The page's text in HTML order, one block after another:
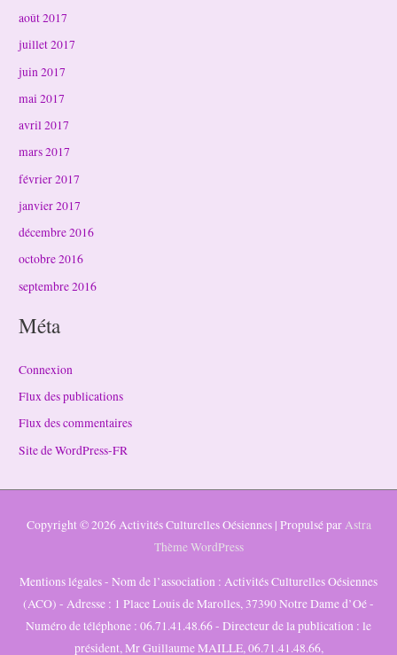
août 2017
juillet 2017
juin 2017
mai 2017
avril 2017
mars 2017
février 2017
janvier 2017
décembre 2016
octobre 2016
septembre 2016
Méta
Connexion
Flux des publications
Flux des commentaires
Site de WordPress-FR
Copyright © 2026Activités Culturelles Oésiennes | Propulsé parAstra
Thème WordPress
Mentions légales - Nom de l’association : Activités Culturelles Oésiennes
(ACO) - Adresse : 1 Place Louis de Marolles, 37390 Notre Dame d’Oé -
Numéro de téléphone : 06.71.41.48.66 - Directeur de la publication : le
président, Mr Guillaume MAILLE, 06.71.41.48.66,